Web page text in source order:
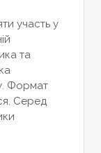
участь у
та
Формат
Серед